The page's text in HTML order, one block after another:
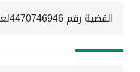
القضية رقم 4470746946لعام1444ه